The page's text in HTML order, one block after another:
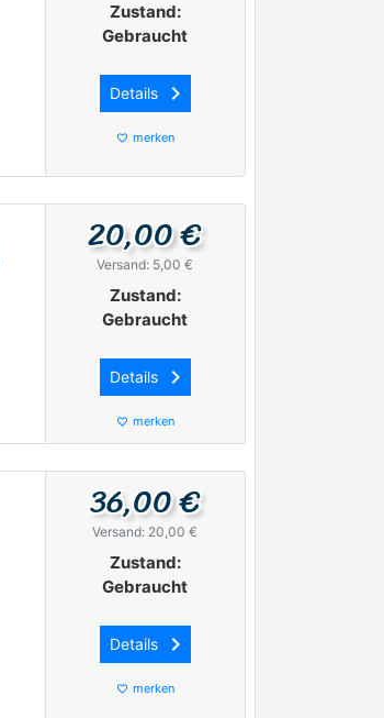
Zustand:
Gebraucht
Details keyboard_arrow_right
favorite_border merken
20,00 €
Versand: 5,00 €
Zustand:
Gebraucht
Details keyboard_arrow_right
favorite_border merken
36,00 €
Versand: 20,00 €
Zustand:
Gebraucht
Details keyboard_arrow_right
favorite_border merken